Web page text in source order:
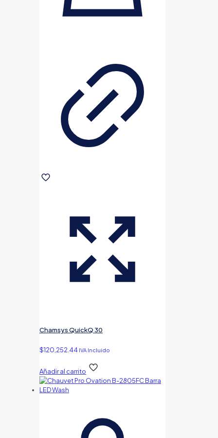
Chamsys QuickQ 30
$120,252.44 IVA Incluido
Añadir al carrito